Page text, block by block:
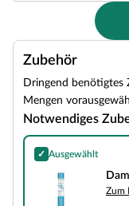
Zubehör
Dringend benötigtes
Mengen
Notwendiges
✓ Ausgewählt
Dampfbremse LDPE-
Zum